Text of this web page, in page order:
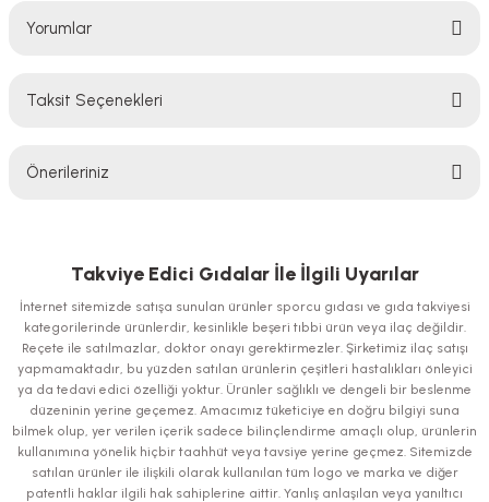
Yorumlar
Taksit Seçenekleri
Önerileriniz
iletebilirsiniz.
Görüş ve önerileriniz için teşekkür ederiz.
Ürün resmi kalitesiz, bozuk veya görüntülenemiyor.
Ürün açıklamasında eksik bilgiler bulunuyor.
Ürün bilgilerinde hatalar bulunuyor.
Ürün fiyatı diğer sitelerden daha pahalı.
Bu ürüne benzer farklı alternatifler olmalı.
Takviye Edici Gıdalar İle İlgili Uyarılar
İnternet sitemizde satışa sunulan ürünler sporcu gıdası ve gıda takviyesi
kategorilerinde ürünlerdir, kesinlikle beşeri tıbbi ürün veya ilaç değildir.
Reçete ile satılmazlar, doktor onayı gerektirmezler. Şirketimiz ilaç satışı
yapmamaktadır, bu yüzden satılan ürünlerin çeşitleri hastalıkları önleyici
ya da tedavi edici özelliği yoktur. Ürünler sağlıklı ve dengeli bir beslenme
düzeninin yerine geçemez. Amacımız tüketiciye en doğru bilgiyi suna
bilmek olup, yer verilen içerik sadece bilinçlendirme amaçlı olup, ürünlerin
kullanımına yönelik hiçbir taahhüt veya tavsiye yerine geçmez. Sitemizde
satılan ürünler ile ilişkili olarak kullanılan tüm logo ve marka ve diğer
patentli haklar ilgili hak sahiplerine aittir. Yanlış anlaşılan veya yanıltıcı